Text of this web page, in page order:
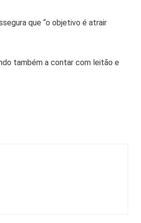
que “o objetivo é atrair
também a contar com leitão e